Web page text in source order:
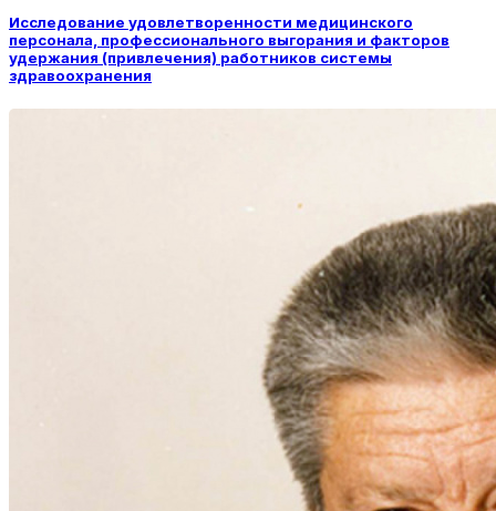
Исследование удовлетворенности медицинского
персонала, профессионального выгорания и факторов
удержания (привлечения) работников системы
здравоохранения